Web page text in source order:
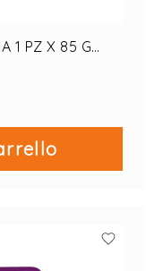
1 PZ X 85 G